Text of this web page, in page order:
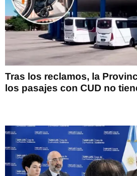
Tras los reclamos, la
los pasajes con CUD no